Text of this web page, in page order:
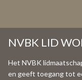
NVBK LID
Het NVBK
en geeft toegang tot